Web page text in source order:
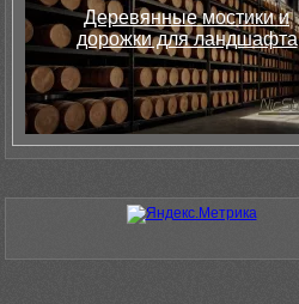
Деревянные мостики и
дорожки для ландшафта